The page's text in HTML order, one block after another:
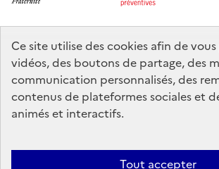
Ce site utilise des cookies afin de
vidéos, des boutons de partage, des
communication personnalisés, des
contenus de plateformes sociales et
animés et interactifs.
Tout accepter
legifrance.gouv.fr
info.gouv.fr
service-public.gouv.fr
data.gouv.fr
Nous contacter Mentions légales